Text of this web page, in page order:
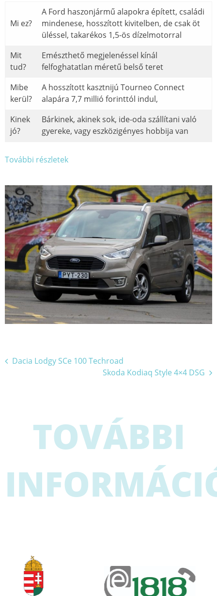
Mi ez?
A Ford haszonjármű alapokra épített, családi
mindenese, hosszított kivitelben, de csak öt
üléssel, takarékos 1,5-ös dízelmotorral
Mit
tud?
Emészthető megjelenéssel kínál
felfoghatatlan méretű belső teret
Mibe
kerül?
A hosszított kasztnijú Tourneo Connect
alapára 7,7 millió forinttól indul,
Kinek
jó?
Bárkinek, akinek sok, ide-oda szállítani való
gyereke, vagy eszközigényes hobbija van
További részletek
Bejegyzés
Dacia Lodgy SCe 100 Techroad
Skoda Kodiaq Style 4×4 DSG
TOVÁBBI